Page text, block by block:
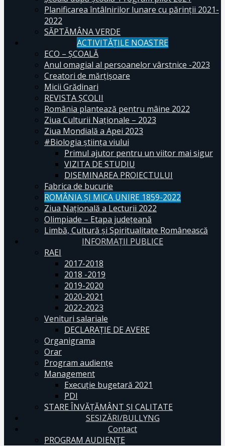
Planificarea întâlnirilor lunare cu părinții 2021-
2022
SĂPTĂMÂNA VERDE
ACTIVITĂȚILE NOASTRE
ECO – ŞCOALĂ
Anul omagial al persoanelor vârstnice -2023
Creatori de mărțișoare
Micii Grădinari
REVISTA ŞCOLII
România plantează pentru mâine 2022
Ziua Culturii Naționale – 2023
Ziua Mondială a Apei 2023
#Biologia știința viului
Primul ajutor pentru un viitor mai sigur
VIZITA DE STUDIU
DISEMINAREA PROIECTULUI
Fabrica de bucurie
ROMÂNIA ŞI MICA UNIRE 1859-2022
Ziua Naţională a Lecturii 2022
Olimpiade – Etapa judeţeană
Limbă, Cultură și Spiritualitate Românească
INFORMAŢII PUBLICE
RAEI
2017-2018
2018 -2019
2019-2020
2020-2021
2022-2023
Venituri salariale
DECLARAŢIE DE AVERE
Organigrama
Orar
Program audiențe
Management
Execuţie bugetară 2021
PDI
STARE ÎNVĂȚĂMÂNT ȘI CALITATE
SESIZĂRI/BULLYNG
Contact
PROGRAM AUDIENŢE